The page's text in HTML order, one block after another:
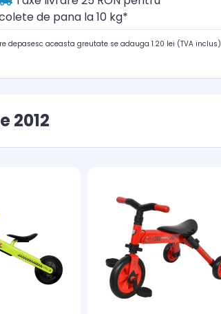
de pana la 10 kg*
depasesc aceasta greutate se adauga 1.20 lei (TVA inclus)
2012